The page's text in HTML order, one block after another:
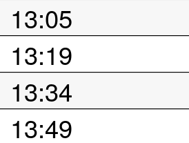
13:05
13:19
13:34
13:49